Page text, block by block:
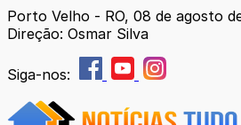
Porto Velho - RO, 08 de agosto
Direção: Osmar Silva
Siga-nos: